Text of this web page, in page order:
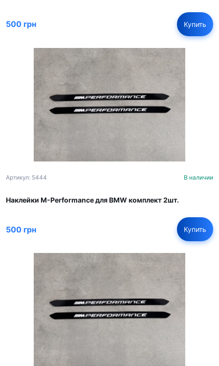
500 грн Купить
Артикул: 5444 В наличии
Наклейки M-Performance для BMW комплект 2шт.
500 грн Купить